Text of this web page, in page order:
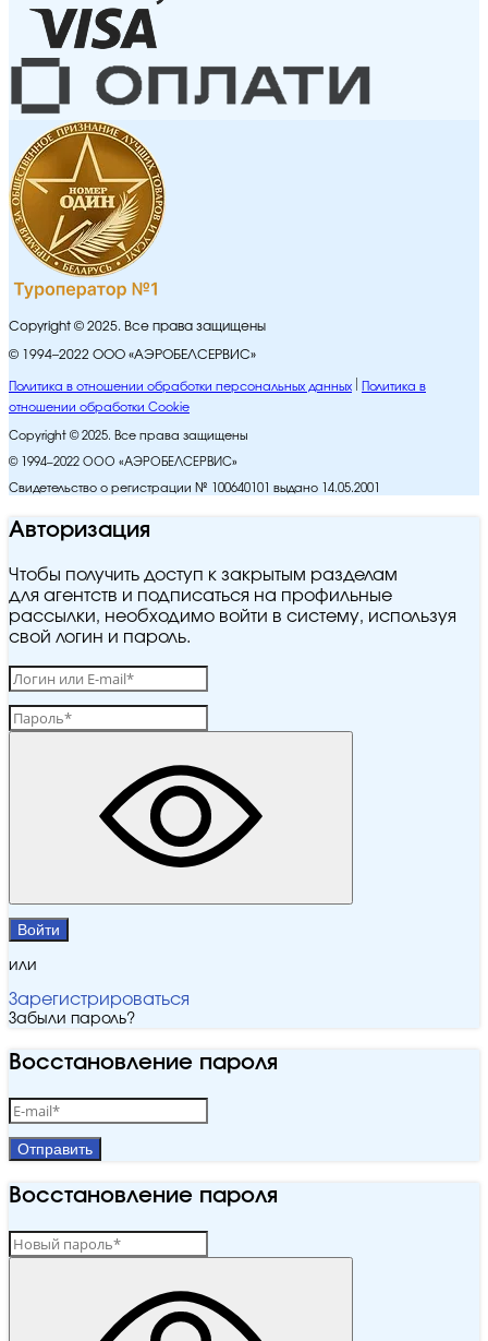
Copyright © 2025. Все права защищены
© 1994–2022 ООО «АЭРОБЕЛСЕРВИС»
Политика в отношении обработки персональных данных
Политика в
отношении обработки Cookie
Copyright © 2025. Все права защищены
© 1994–2022 ООО «АЭРОБЕЛСЕРВИС»
Свидетельство о регистрации № 100640101 выдано 14.05.2001
Авторизация
Чтобы получить доступ к закрытым разделам
для агентств и подписаться на профильные
рассылки, необходимо войти в систему, используя
свой логин и пароль.
Войти
или
Зарегистрироваться
Забыли пароль?
Восстановление пароля
Отправить
Восстановление пароля